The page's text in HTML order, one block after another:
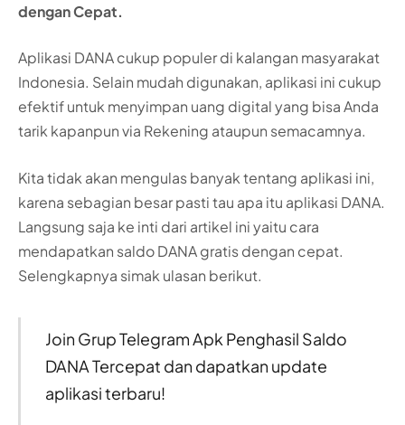
dengan Cepat.
Aplikasi DANA cukup populer di kalangan masyarakat
Indonesia. Selain mudah digunakan, aplikasi ini cukup
efektif untuk menyimpan uang digital yang bisa Anda
tarik kapanpun via Rekening ataupun semacamnya.
Kita tidak akan mengulas banyak tentang aplikasi ini,
karena sebagian besar pasti tau apa itu aplikasi DANA.
Langsung saja ke inti dari artikel ini yaitu cara
mendapatkan saldo DANA gratis dengan cepat.
Selengkapnya simak ulasan berikut.
Join Grup Telegram Apk Penghasil Saldo
DANA Tercepat dan dapatkan update
aplikasi terbaru!